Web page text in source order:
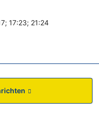
17:23; 21:24